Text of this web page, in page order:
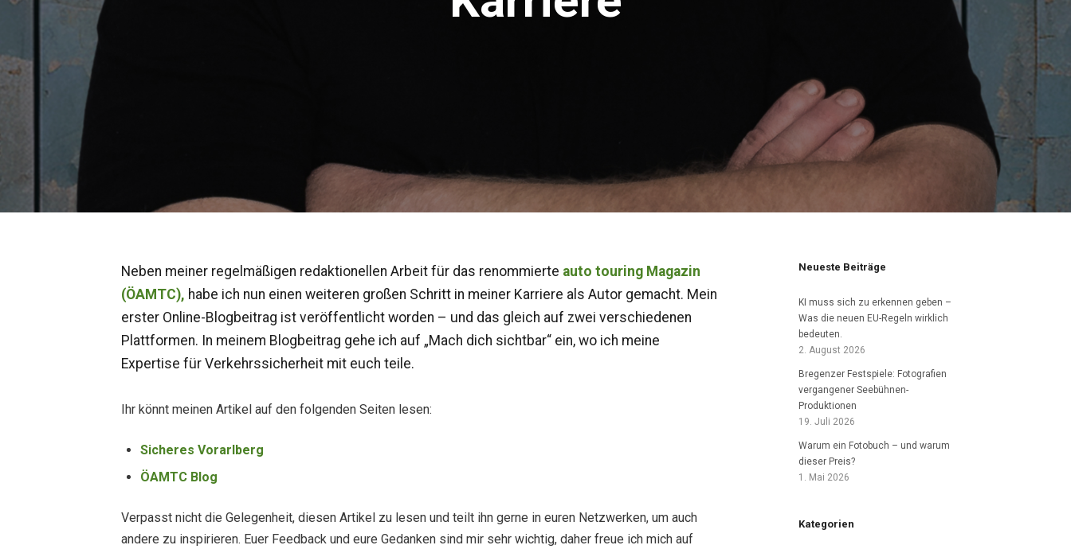
Neben meiner regelmäßigen redaktionellen Arbeit für das renommierte auto touring Magazin
(ÖAMTC), habe ich nun einen weiteren großen Schritt in meiner Karriere als Autor gemacht. Mein
erster Online-Blogbeitrag ist veröffentlicht worden – und das gleich auf zwei verschiedenen
Plattformen. In meinem Blogbeitrag gehe ich auf „Mach dich sichtbar“ ein, wo ich meine
Expertise für Verkehrssicherheit mit euch teile.
Ihr könnt meinen Artikel auf den folgenden Seiten lesen:
Sicheres Vorarlberg
ÖAMTC Blog
Verpasst nicht die Gelegenheit, diesen Artikel zu lesen und teilt ihn gerne in euren Netzwerken, um auch
andere zu inspirieren. Euer Feedback und eure Gedanken sind mir sehr wichtig, daher freue ich mich auf
Neueste Beiträge
KI muss sich zu erkennen geben –
Was die neuen EU-Regeln wirklich
bedeuten.
2. August 2026
Bregenzer Festspiele: Fotografien
vergangener Seebühnen-
Produktionen
19. Juli 2026
Warum ein Fotobuch – und warum
dieser Preis?
1. Mai 2026
Kategorien